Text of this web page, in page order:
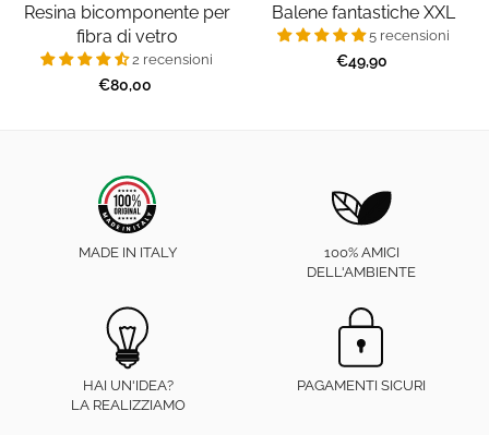
Resina bicomponente per
fibra di vetro
2 recensioni
Prezzo
€80,00
Balene fantastiche XXL
5 recensioni
Prezzo
€49,90
MADE IN ITALY
100% AMICI
DELL'AMBIENTE
HAI UN'IDEA?
LA REALIZZIAMO
PAGAMENTI SICURI